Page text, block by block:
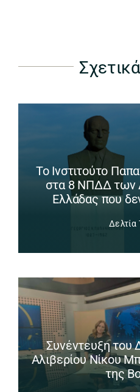
Το Ινστιτούτο
στα 8 ΝΠΔΔ των
Ελλάδας που
Δελτία
Συνέντευξη του
Αλιβερίου Νίκου
της